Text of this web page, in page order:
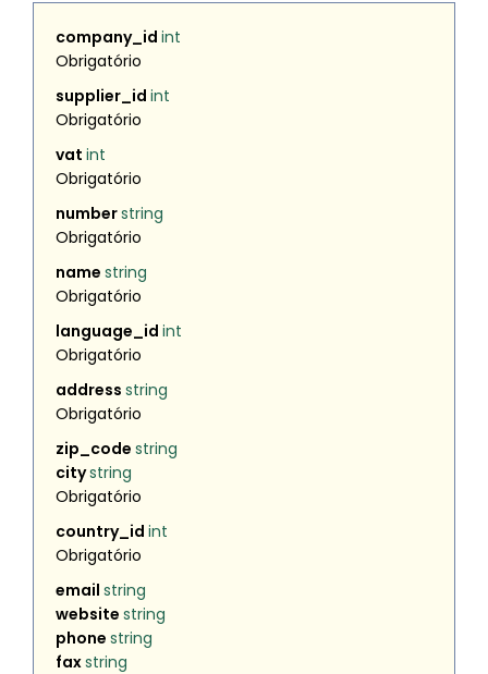
company_id int
Obrigatório
supplier_id int
Obrigatório
vat int
Obrigatório
numberstring
Obrigatório
name string
Obrigatório
language_id int
Obrigatório
address string
Obrigatório
zip_code string
citystring
Obrigatório
country_id int
Obrigatório
email string
website string
phone string
faxstring